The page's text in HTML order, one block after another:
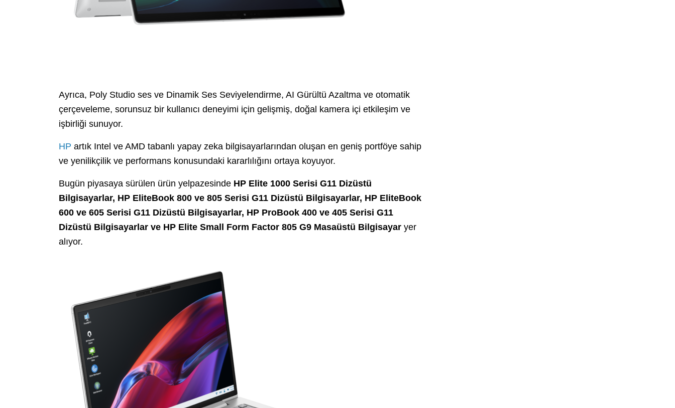
Ayrıca, Poly Studio ses ve Dinamik Ses Seviyelendirme, AI Gürültü Azaltma ve otomatik
çerçeveleme, sorunsuz bir kullanıcı deneyimi için gelişmiş, doğal kamera içi etkileşim ve
işbirliği sunuyor.
HP artık Intel ve AMD tabanlı yapay zeka bilgisayarlarından oluşan en geniş portföye sahip
ve yenilikçilik ve performans konusundaki kararlılığını ortaya koyuyor.
Bugün piyasaya sürülen ürün yelpazesinde HP Elite 1000 Serisi G11 Dizüstü
Bilgisayarlar, HP EliteBook 800 ve 805 Serisi G11 Dizüstü Bilgisayarlar, HP EliteBook
600 ve 605 Serisi G11 Dizüstü Bilgisayarlar, HP ProBook 400 ve 405 Serisi G11
Dizüstü Bilgisayarlar ve HP Elite Small Form Factor 805 G9 Masaüstü Bilgisayar yer
alıyor.